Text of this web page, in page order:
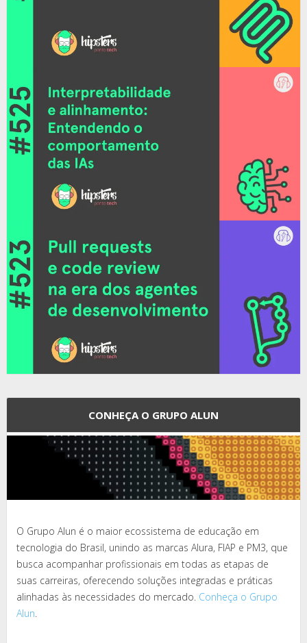
CONHEÇA O GRUPO ALUN
O Grupo Alun é o maior ecossistema de educação em
tecnologia do Brasil, unindo as marcas Alura, FIAP e PM3, que
busca acompanhar profissionais em todas as etapas de
suas carreiras, oferecendo soluções integradas e práticas
alinhadas às necessidades do mercado. Conheça o Grupo
Alun.